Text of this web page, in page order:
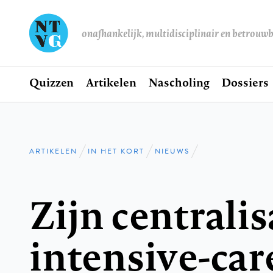
onafhankelijk, multidisciplinair en
Hoofdnavigatie
Home
Quizzen Artikelen Nascholing Dossiers
Kruimelpad
ARTIKELEN IN HET KORT NIEUWS
Zijn
intensive-